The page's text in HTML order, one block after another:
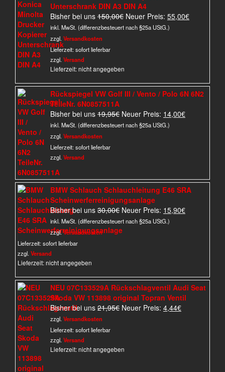
Unterschrank DIN A3 DIN A4
Bisher bei uns 150,00€ Ursprünglicher
Preis
Neuer Preis: 55,00€Aktueller
inkl. MwSt. (differenzbesteuert nach §25a UStG.)
zzgl.Versandkosten
Lieferzeit:sofort lieferbar
zzgl.Versand
Lieferzeit: nicht angegeben
Rückspiegel VW Golf III / Vento / Polo 6N 6N2
TeileNr. 6N0857511A
Bisher bei uns 19,95€ Ursprünglicher
Preis
Neuer Preis: 14,00€Aktueller
inkl. MwSt. (differenzbesteuert nach §25a UStG.)
zzgl.Versandkosten
Lieferzeit:sofort lieferbar
zzgl.Versand
BMW Schlauch Schlauchleitung E46 SRA
Scheinwerferreinigungsanlage
Bisher bei uns 30,00€ Ursprünglicher
Preis
war:
Neuer Preis: 15,90€Aktueller
inkl. MwSt. (differenzbesteuert nach §25a UStG.)
zzgl.Versandkosten
Lieferzeit:sofort lieferbar
zzgl.Versand
Lieferzeit: nicht angegeben
NEU 07C133529A Rückschlagventil Audi Seat
Skoda VW 113898 original Topran Ventil
Bisher bei uns 21,95€ Ursprünglicher
Neuer Preis: 4,44€Aktueller
zzgl.Versandkosten
Lieferzeit:sofort lieferbar
zzgl.Versand
Lieferzeit: nicht angegeben